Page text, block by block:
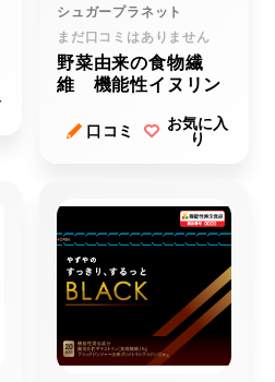
シュガープラネット
まだ口コミはありません
野菜由来の食物繊
維 機能性イヌリン
口コミ
お気に入
り